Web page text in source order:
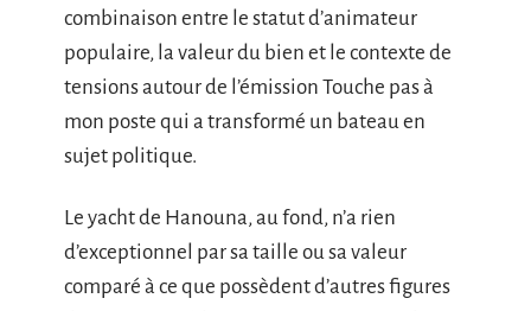
combinaison entre le statut d’animateur
populaire, la valeur du bien et le contexte de
tensions autour de l’émission Touche pas à
mon poste qui a transformé un bateau en
sujet politique.
Le yacht de Hanouna, au fond, n’a rien
d’exceptionnel par sa taille ou sa valeur
comparé à ce que possèdent d’autres figures